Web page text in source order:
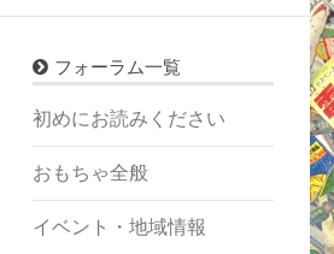
フォーラム一覧
初めにお読みください
おもちゃ全般
イベント・地域情報